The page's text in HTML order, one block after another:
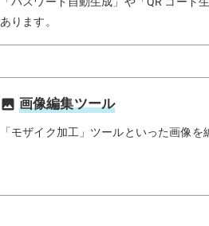
あります。
image 画像編集ツール
「モザイク加工」ツールといった画像を